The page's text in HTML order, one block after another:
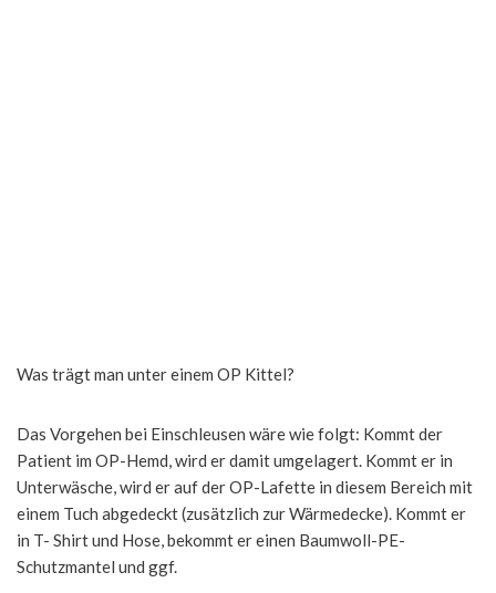
Was trägt man unter einem OP Kittel?
Das Vorgehen bei Einschleusen wäre wie folgt: Kommt der
Patient im OP-Hemd, wird er damit umgelagert. Kommt er in
Unterwäsche, wird er auf der OP-Lafette in diesem Bereich mit
einem Tuch abgedeckt (zusätzlich zur Wärmedecke). Kommt er
in T- Shirt und Hose, bekommt er einen Baumwoll-PE-
Schutzmantel und ggf.